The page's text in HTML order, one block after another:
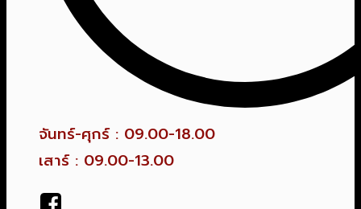
จันทร์-ศุกร์ : 09.00-18.00
เสาร์ : 09.00-13.00